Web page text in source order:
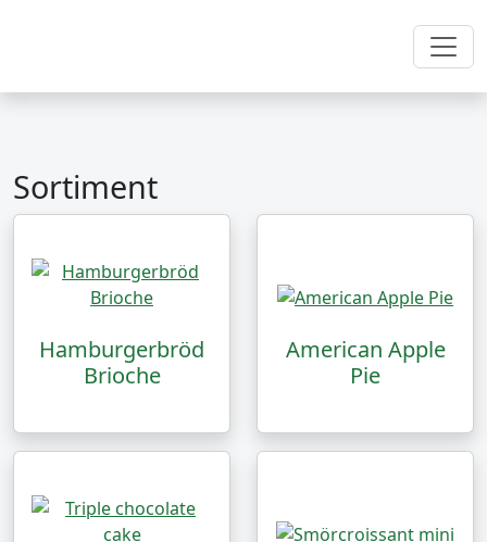
Sortiment
Hamburgerbröd
Brioche
American Apple
Pie